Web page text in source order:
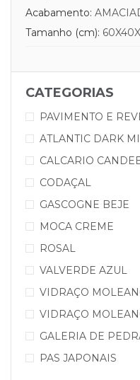
Acabamento:
Tamanho (cm):
CATEGORIAS
PAVIMENTO E
ATLANTIC DARK
CALCARIO
CODAÇAL
GASCOGNE BEJE
MOCA CREME
ROSAL
VALVERDE AZUL
VIDRAÇO
VIDRAÇO
GALERIA DE
PAS JAPONAIS